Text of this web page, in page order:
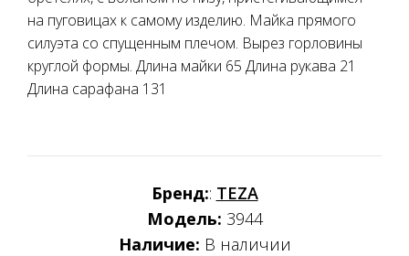
на пуговицах к самому изделию. Майка прямого
силуэта со спущенным плечом. Вырез горловины
круглой формы. Длина майки 65 Длина рукава 21
Длина сарафана 131
Бренд:: TEZA
Модель: 3944
Наличие: В наличии